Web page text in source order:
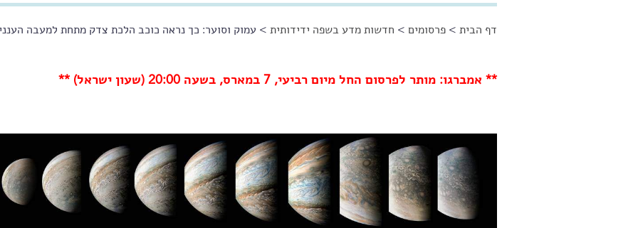
הינך נמצא כאן
דף הבית >פרסומים > חדשות מדע בשפה ידידותית > עמוק וסוער: כך נראה כוכב הלכת צדק מתחת למעבה
** אמברגו: מותר לפרסום החל מיום רביעי, 7 במארס, בשעה 20:00 (שעון ישראל) **